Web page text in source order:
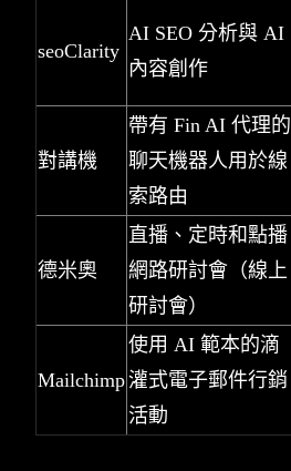
seoClarity
AI SEO 分析與 AI
內容創作
對講機
帶有 Fin AI 代理的
聊天機器人用於線
索路由
德米奧
直播、定時和點播
網路研討會（線上
研討會）
Mailchimp
使用 AI 範本的滴
灌式電子郵件行銷
活動